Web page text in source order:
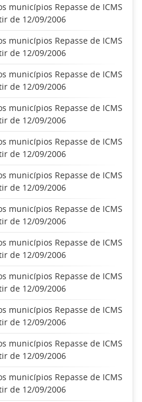
municípios Repasse de ICMS
de 12/09/2006
municípios Repasse de ICMS
de 12/09/2006
municípios Repasse de ICMS
de 12/09/2006
municípios Repasse de ICMS
de 12/09/2006
municípios Repasse de ICMS
de 12/09/2006
municípios Repasse de ICMS
de 12/09/2006
municípios Repasse de ICMS
de 12/09/2006
municípios Repasse de ICMS
de 12/09/2006
municípios Repasse de ICMS
de 12/09/2006
municípios Repasse de ICMS
de 12/09/2006
municípios Repasse de ICMS
de 12/09/2006
municípios Repasse de ICMS
de 12/09/2006